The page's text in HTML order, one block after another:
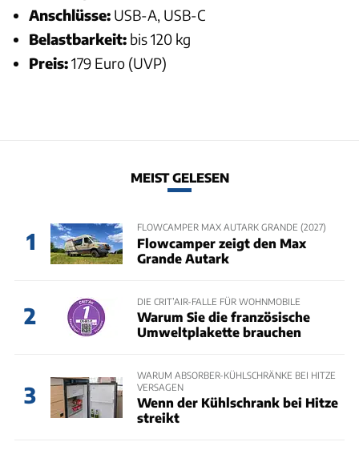
Anschlüsse: USB-A, USB-C
Belastbarkeit: bis 120 kg
Preis:179 Euro (UVP)
MEIST GELESEN
1
FLOWCAMPER MAX AUTARK GRANDE (2027)
Flowcamper zeigt den Max
Grande Autark
2
DIE CRIT’AIR-FALLE FÜR WOHNMOBILE
Warum Sie die französische
Umweltplakette brauchen
3
WARUM ABSORBER-KÜHLSCHRÄNKE BEI HITZE
VERSAGEN
Wenn der Kühlschrank bei Hitze
streikt